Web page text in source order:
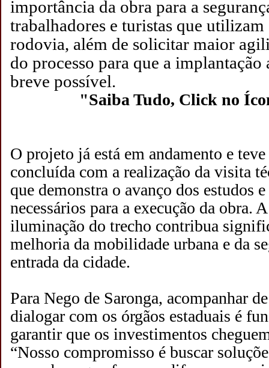
importância da obra para a
trabalhadores e turistas que
rodovia, além de solicitar maior
do processo para que a implantação
breve possível.
"Saiba Tudo, Click no
O projeto já está em andamento e
concluída com a realização da visita
que demonstra o avanço dos estudos
necessários para a execução da obra.
iluminação do trecho contribua
melhoria da mobilidade urbana e da
entrada da cidade.
Para Nego de Saronga, acompanhar
dialogar com os órgãos estaduais é
garantir que os investimentos
“Nosso compromisso é buscar